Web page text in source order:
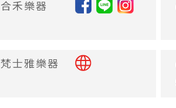
合禾樂器
梵士雅樂器